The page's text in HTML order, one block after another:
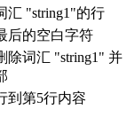
汇 "string1"的行
后的空白字符
除词汇 "string1" 并
到第5行内容